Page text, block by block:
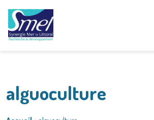
alguoculture